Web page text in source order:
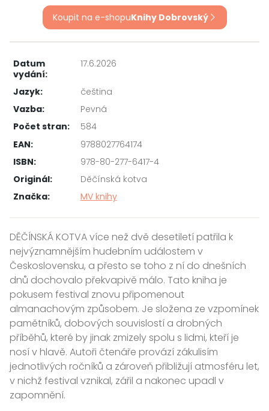
Koupit na e-shopuKnihy Dobrovský
Datum
vydání:
17.6.2026
Jazyk:
čeština
Vazba:
Pevná
Počet stran:
584
EAN:
9788027764174
ISBN:
978-80-277-6417-4
Originál:
Děčínská kotva
Značka:
MV knihy
DĚČÍNSKÁ KOTVA více než dvě desetiletí patřila k
nejvýznamnějším hudebním událostem v
Československu, a přesto se toho z ní do dnešních
dnů dochovalo překvapivě málo. Tato kniha je
pokusem festival znovu připomenout
almanachovým způsobem. Je složena ze vzpomínek
pamětníků, dobových souvislostí a drobných
příběhů, které by jinak zmizely spolu s lidmi, kteří je
nosí v hlavě. Autoři čtenáře provází zákulisím
jednotlivých ročníků a zároveň přibližují atmosféru let,
v nichž festival vznikal, zářil a nakonec upadl v
zapomnění.